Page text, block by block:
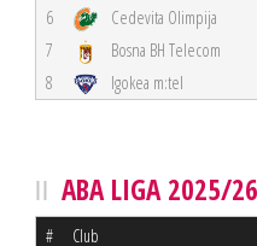
6
Cedevita Olimpija
7
Bosna BH Telecom
8
Igokea m:tel
ABA LIGA 2025/
# Club